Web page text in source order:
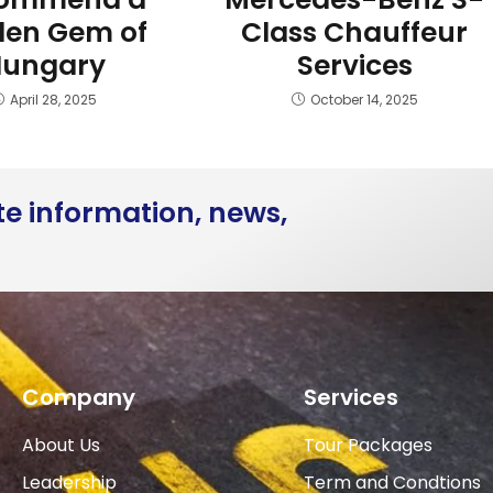
Gem of
April 28, 2025
Class Chauffeur
Services
October 14, 2025
information, news,
Company
About Us
Leadership
Services
Tour Packages
Term and Condtions